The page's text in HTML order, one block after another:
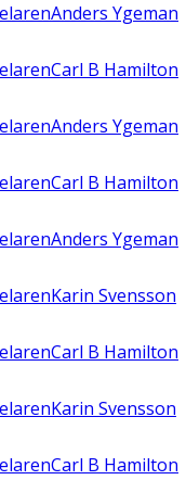
Anders Ygeman
Carl B Hamilton
Anders Ygeman
Carl B Hamilton
Anders Ygeman
Karin Svensson
Carl B Hamilton
Karin Svensson
Carl B Hamilton